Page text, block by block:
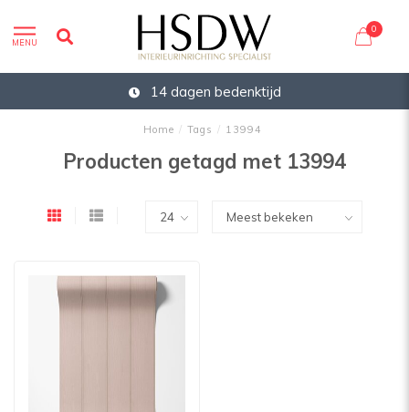
MENU
0
14 dagen bedenktijd
Home / Tags / 13994
Producten getagd met 13994